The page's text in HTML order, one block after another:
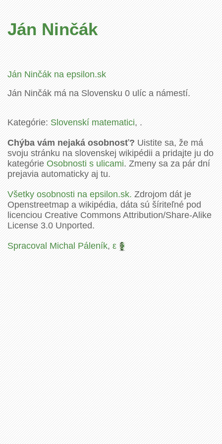
Ján Ninčák
Ján Ninčák na epsilon.sk
Ján Ninčák má na Slovensku 0 ulíc a námestí.
Kategórie:Slovenskí matematici, .
Chýba vám nejaká osobnosť?Uistite sa, že má
svoju stránku na slovenskej wikipédii a pridajte ju do
kategórieOsobnosti s ulicami. Zmeny sa za pár dní
prejavia automaticky aj tu.
Všetky osobnosti na epsilon.sk.Zdrojom dát je
Openstreetmap a wikipédia, dáta sú šíriteľné pod
licenciou Creative Commons Attribution/Share-Alike
License 3.0 Unported.
Spracoval Michal Páleník,ε